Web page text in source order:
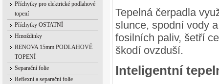
Příchytky pro elektrické podlahové
topení
Příchytky OSTATNÍ
Hmoždinky
RENOVA 15mm PODLAHOVÉ
TOPENÍ
Separační folie
Reflexní a separační folie
Tepelná čerpadla
slunce, spodní vody
fosilních paliv, šetří
škodí ovzduší.
Inteligentní